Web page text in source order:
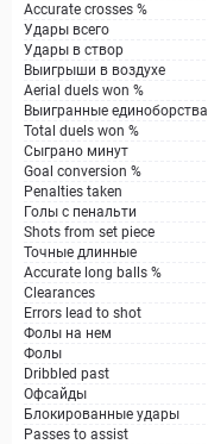
Accurate crosses %
Удары всего
Удары в створ
Выигрыши в воздухе
Aerial duels won %
Выигранные единоборства
Total duels won %
Сыграно минут
Goal conversion %
Penalties taken
Голы с пенальти
Shots from set piece
Точные длинные
Accurate long balls %
Clearances
Errors lead to shot
Фолы на нем
Фолы
Dribbled past
Офсайды
Блокированные удары
Passes to assist